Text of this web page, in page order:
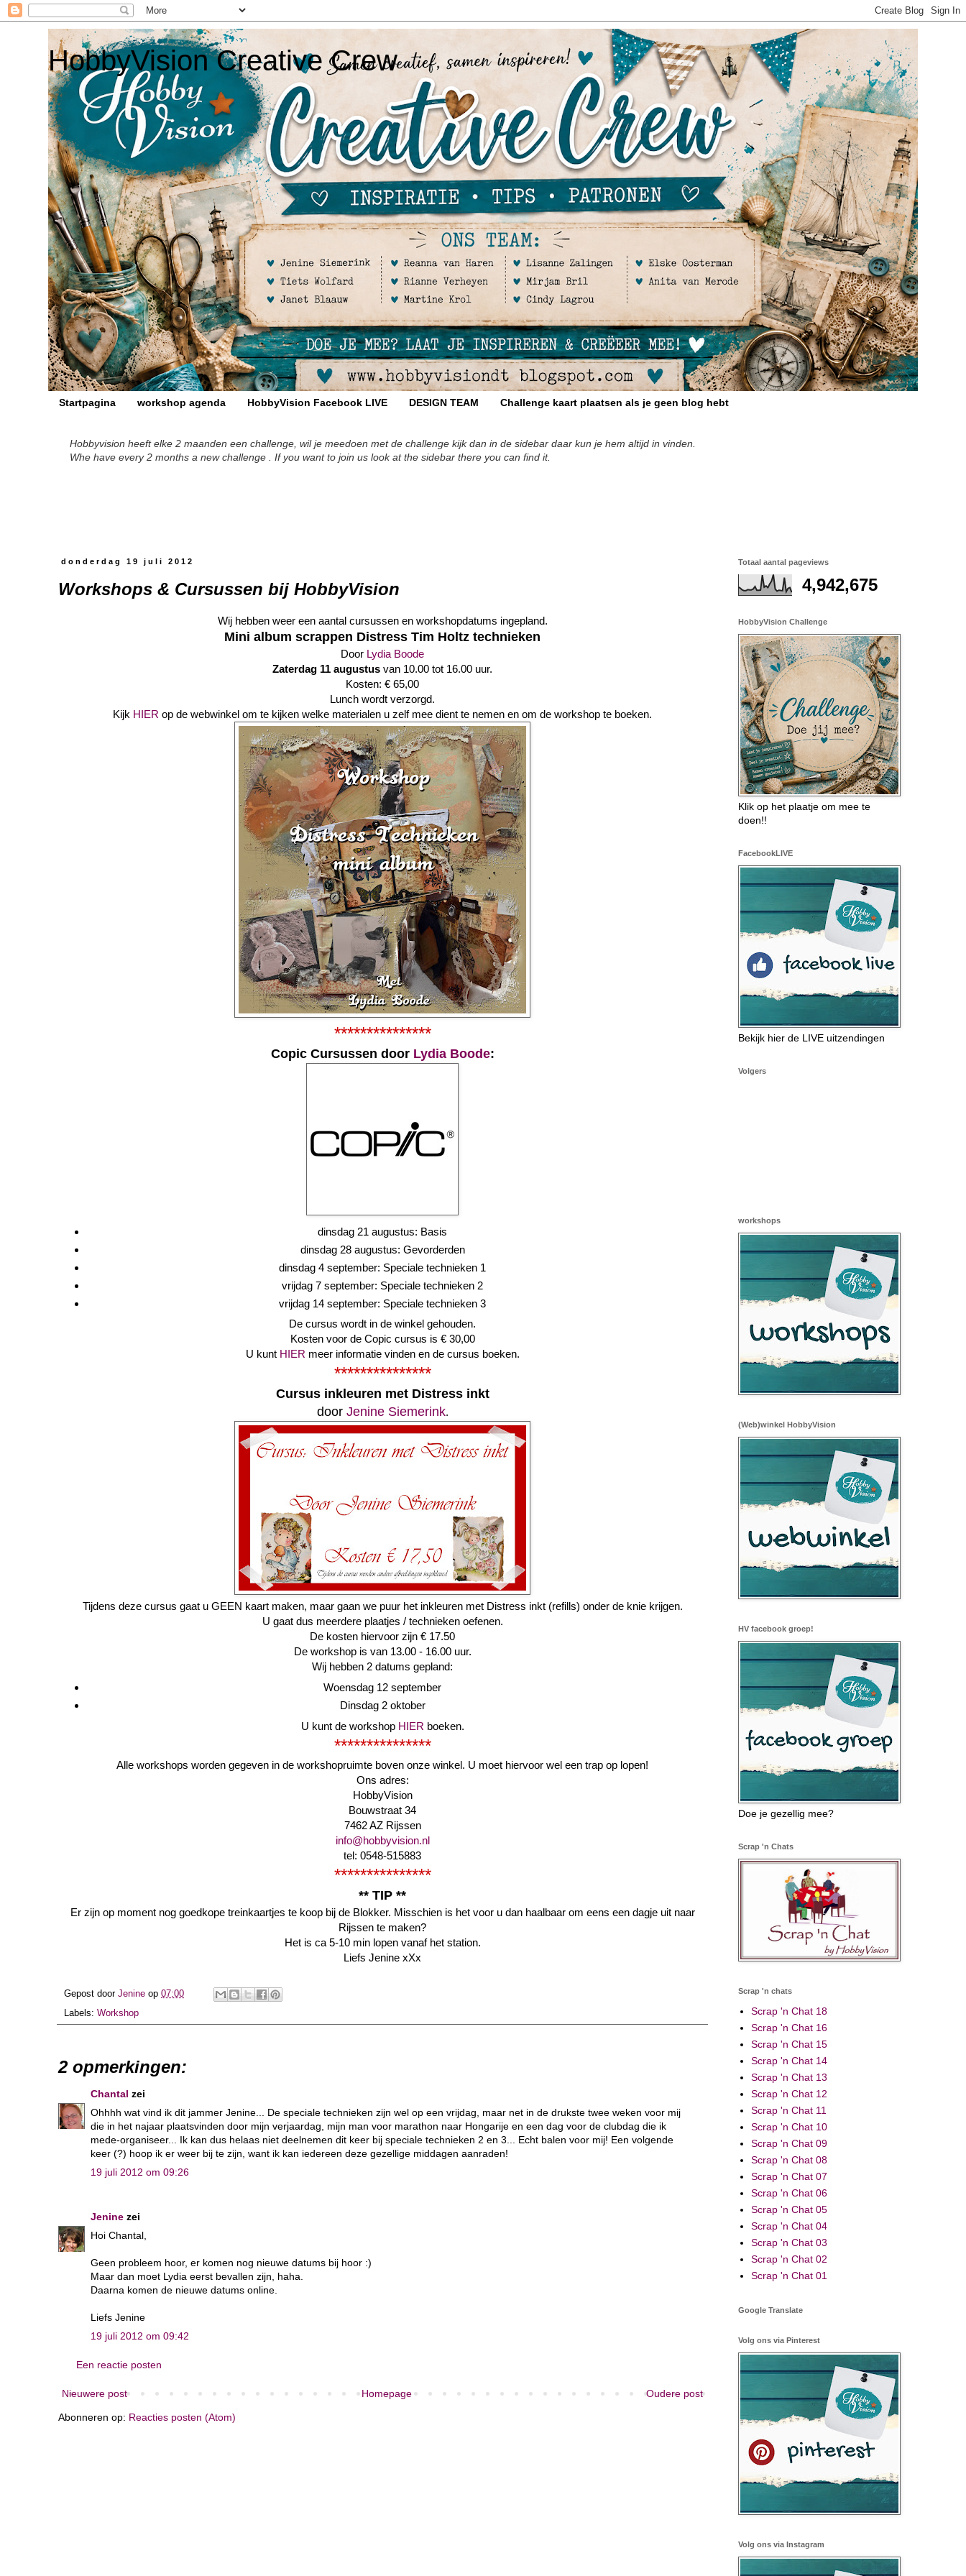
HobbyVision Creative Crew
Startpagina workshop agenda HobbyVision Facebook LIVE DESIGN TEAM Challenge kaart plaatsen als je geen blog hebt
Hobbyvision heeft elke 2 maanden een challenge, wil je meedoen met de challenge kijk dan in de sidebar daar kun je hem altijd in vinden.
Whe have every 2 months a new challenge . If you want to join us look at the sidebar there you can find it.
donderdag 19 juli 2012
Workshops & Cursussen bij HobbyVision
Wij hebben weer een aantal cursussen en workshopdatums ingepland.
Mini album scrappen Distress Tim Holtz technieken
Door Lydia Boode
Zaterdag 11 augustus van 10.00 tot 16.00 uur.
Kosten: € 65,00
Lunch wordt verzorgd.
Kijk HIER op de webwinkel om te kijken welke materialen u zelf mee dient te nemen en om de workshop te boeken.
***************
Copic Cursussen door Lydia Boode:
dinsdag 21 augustus: Basis
dinsdag 28 augustus: Gevorderden
dinsdag 4 september: Speciale technieken 1
vrijdag 7 september: Speciale technieken 2
vrijdag 14 september: Speciale technieken 3
De cursus wordt in de winkel gehouden.
Kosten voor de Copic cursus is € 30,00
U kunt HIER meer informatie vinden en de cursus boeken.
***************
Cursus inkleuren met Distress inkt
door Jenine Siemerink.
Tijdens deze cursus gaat u GEEN kaart maken, maar gaan we puur het inkleuren met Distress inkt (refills) onder de knie krijgen.
U gaat dus meerdere plaatjes / technieken oefenen.
De kosten hiervoor zijn € 17.50
De workshop is van 13.00 - 16.00 uur.
Wij hebben 2 datums gepland:
Woensdag 12 september
Dinsdag 2 oktober
U kunt de workshop HIER boeken.
***************
Alle workshops worden gegeven in de workshopruimte boven onze winkel. U moet hiervoor wel een trap op lopen!
Ons adres:
HobbyVision
Bouwstraat 34
7462 AZ Rijssen
info@hobbyvision.nl
tel: 0548-515883
***************
** TIP **
Er zijn op moment nog goedkope treinkaartjes te koop bij de Blokker. Misschien is het voor u dan haalbaar om eens een dagje uit naar
Rijssen te maken?
Het is ca 5-10 min lopen vanaf het station.
Liefs Jenine xXx
Gepost door Jenine op 07:00
Labels: Workshop
2 opmerkingen:
Chantal zei
Ohhhh wat vind ik dit jammer Jenine... De speciale technieken zijn wel op een vrijdag, maar net in de drukste twee weken voor mij
die in het najaar plaatsvinden door mijn verjaardag, mijn man voor marathon naar Hongarije en een dag voor de clubdag die ik
mede-organiseer... Ik kan dus helaas niet deelnemen dit keer bij speciale technieken 2 en 3... Echt balen voor mij! Een volgende
keer (?) hoop ik er weer bij te zijn, want ik kan iedereen deze gezellige middagen aanraden!
19 juli 2012 om 09:26
Jenine zei
Hoi Chantal,
Geen probleem hoor, er komen nog nieuwe datums bij hoor :)
Maar dan moet Lydia eerst bevallen zijn, haha.
Daarna komen de nieuwe datums online.
Liefs Jenine
19 juli 2012 om 09:42
Een reactie posten
Nieuwere post Oudere post
Homepage
Abonneren op: Reacties posten (Atom)
Totaal aantal pageviews
4,942,675
HobbyVision Challenge
Klik op het plaatje om mee te
doen!!
FacebookLIVE
Bekijk hier de LIVE uitzendingen
Volgers
workshops
(Web)winkel HobbyVision
HV facebook groep!
Doe je gezellig mee?
Scrap 'n Chats
Scrap 'n chats
Scrap 'n Chat 18
Scrap 'n Chat 16
Scrap 'n Chat 15
Scrap 'n Chat 14
Scrap 'n Chat 13
Scrap 'n Chat 12
Scrap 'n Chat 11
Scrap 'n Chat 10
Scrap 'n Chat 09
Scrap 'n Chat 08
Scrap 'n Chat 07
Scrap 'n Chat 06
Scrap 'n Chat 05
Scrap 'n Chat 04
Scrap 'n Chat 03
Scrap 'n Chat 02
Scrap 'n Chat 01
Google Translate
Volg ons via Pinterest
Volg ons via Instagram